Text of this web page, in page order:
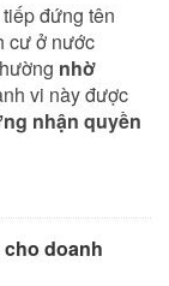
đứng tên
cư ở nước
nhờ
vi này được
nhận quyền
doanh